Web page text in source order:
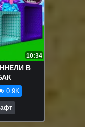
10:34
В
0.9K